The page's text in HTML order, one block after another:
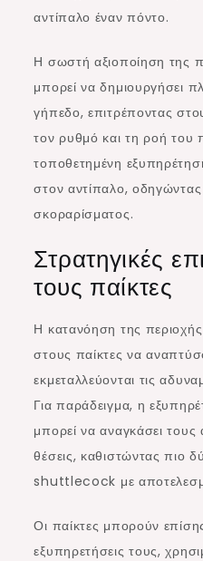
αντίπαλο έναν πόντο.
Η σωστή αξιοποίηση της
μπορεί να δημιουργήσει
γήπεδο, επιτρέποντας
τον ρυθμό και τη ροή του
τοποθετημένη
στον αντίπαλο, οδηγώντας
σκοραρίσματος.
Στρατηγικές
τους παίκτες
Η κατανόηση της
στους παίκτες να
εκμεταλλεύονται τις
Για παράδειγμα, η
μπορεί να αναγκάσει τους
θέσεις, καθιστώντας πιο
shuttlecock με
Οι παίκτες μπορούν
εξυπηρετήσεις τους,